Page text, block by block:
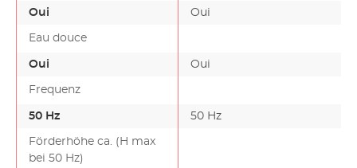
Oui Oui
Eau douce
Oui Oui
Frequenz
50 Hz 50 Hz
Förderhöhe ca. (H max
bei 50 Hz)